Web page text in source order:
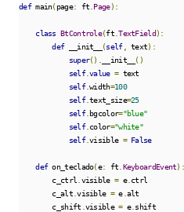
def main(page: ft Page):
class BtControle(ft.TextField):
def __init__ (self, text):
super(). __init__
()
self.value = text
self.width=100
self.text_size=25
self. bgcolor="blue"
self. color="white"
self.visible = False
def on_teclado(e: ft KeyboardEvent):
        c_ctrl
visible = e. ctrl
        c_alt
.visible = e. alt
        c_shift
visible = e. shift